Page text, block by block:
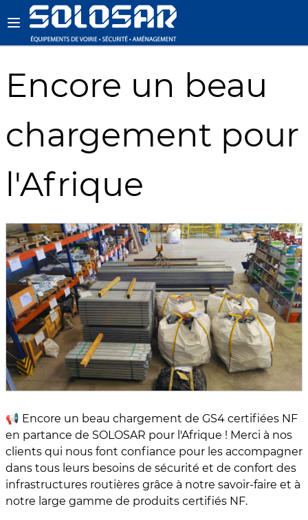
Encore un beau
chargement pour
l'Afrique
📢 Encore un beau chargement de GS4 certifiées NF
en partance de SOLOSAR pour l'Afrique ! Merci à nos
clients qui nous font confiance pour les accompagner
dans tous leurs besoins de sécurité et de confort des
infrastructures routières grâce à notre savoir-faire et à
notre large gamme de produits certifiés NF.